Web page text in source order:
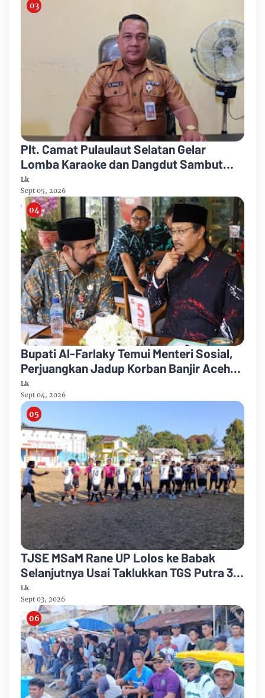
Plt. Camat Pulaulaut Selatan Gelar
Lomba Karaoke dan Dangdut Sambut
HUT ke-81 Proklamasi RI
Lk
Sept 05, 2026
Bupati Al-Farlaky Temui Menteri Sosial,
Perjuangkan Jadup Korban Banjir Aceh
Timur
Lk
Sept 04, 2026
TJSE MSaM Rane UP Lolos ke Babak
Selanjutnya Usai Taklukkan TGS Putra 3-
2 di Merdeka CUP 2026
Lk
Sept 03, 2026